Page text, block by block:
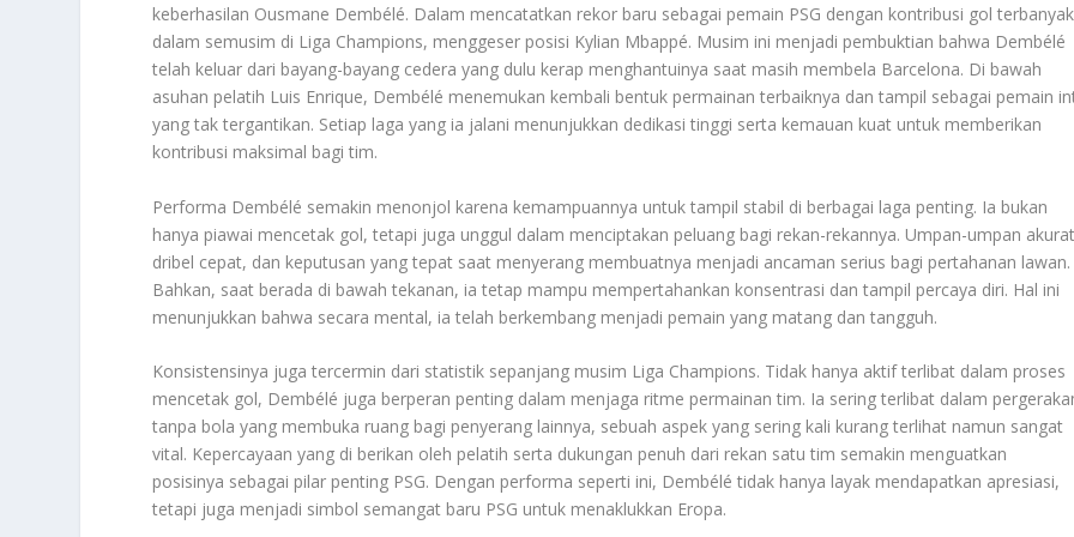
keberhasilan Ousmane Dembélé. Dalam mencatatkan rekor baru sebagai pemain PSG dengan kontribusi gol terbanyak
dalam semusim di Liga Champions, menggeser posisi Kylian Mbappé. Musim ini menjadi pembuktian bahwa Dembélé
telah keluar dari bayang-bayang cedera yang dulu kerap menghantuinya saat masih membela Barcelona. Di bawah
asuhan pelatih Luis Enrique, Dembélé menemukan kembali bentuk permainan terbaiknya dan tampil sebagai pemain
yang tak tergantikan. Setiap laga yang ia jalani menunjukkan dedikasi tinggi serta kemauan kuat untuk memberikan
kontribusi maksimal bagi tim.
Performa Dembélé semakin menonjol karena kemampuannya untuk tampil stabil di berbagai laga penting. Ia bukan
hanya piawai mencetak gol, tetapi juga unggul dalam menciptakan peluang bagi rekan-rekannya. Umpan-umpan
dribel cepat, dan keputusan yang tepat saat menyerang membuatnya menjadi ancaman serius bagi pertahanan lawan.
Bahkan, saat berada di bawah tekanan, ia tetap mampu mempertahankan konsentrasi dan tampil percaya diri. Hal ini
menunjukkan bahwa secara mental, ia telah berkembang menjadi pemain yang matang dan tangguh.
Konsistensinya juga tercermin dari statistik sepanjang musim Liga Champions. Tidak hanya aktif terlibat dalam proses
mencetak gol, Dembélé juga berperan penting dalam menjaga ritme permainan tim. Ia sering terlibat dalam
tanpa bola yang membuka ruang bagi penyerang lainnya, sebuah aspek yang sering kali kurang terlihat namun sangat
vital. Kepercayaan yang di berikan oleh pelatih serta dukungan penuh dari rekan satu tim semakin menguatkan
posisinya sebagai pilar penting PSG. Dengan performa seperti ini, Dembélé tidak hanya layak mendapatkan apresiasi,
tetapi juga menjadi simbol semangat baru PSG untuk menaklukkan Eropa.